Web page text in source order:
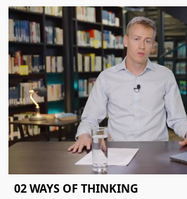
02 WAYS OF THINKING